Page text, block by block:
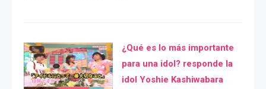
¿Qué es lo más importante
para una idol? responde la
idol Yoshie Kashiwabara